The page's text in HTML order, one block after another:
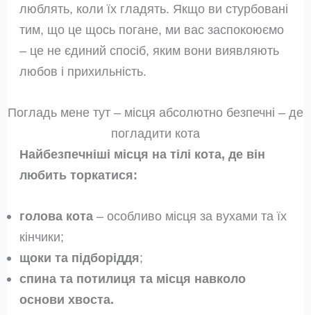
люблять, коли їх гладять. Якщо ви стурбовані
тим, що це щось погане, ми вас заспокоюємо
– це не єдиний спосіб, яким вони виявляють
любов і прихильність.
Погладь мене тут – місця абсолютно безпечні – де
погладити кота
Найбезпечніші місця на тілі кота, де він
любить торкатися:
голова кота – особливо місця за вухами та їх
кінчики;
щоки та підборіддя;
спина та потилиця та місця навколо
основи хвоста.